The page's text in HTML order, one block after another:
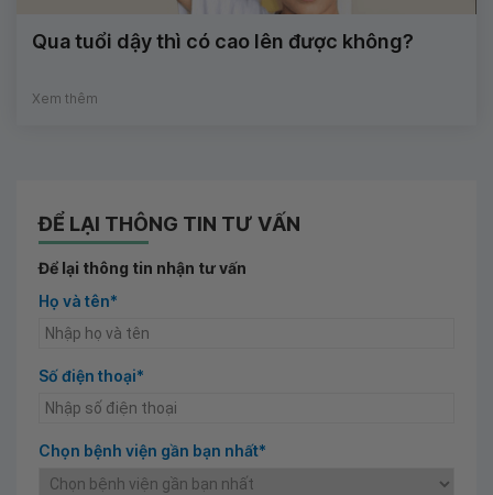
Qua tuổi dậy thì có cao lên được không?
Xem thêm
ĐỂ LẠI THÔNG TIN TƯ VẤN
Để lại thông tin nhận tư vấn
Họ và tên*
Số điện thoại*
Chọn bệnh viện gần bạn nhất*